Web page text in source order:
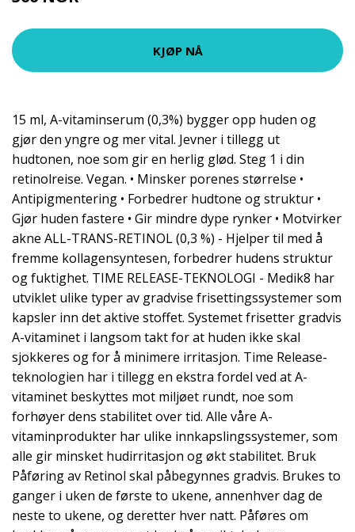
KJØP NÅ
15 ml, A-vitaminserum (0,3%) bygger opp huden og
gjør den yngre og mer vital. Jevner i tillegg ut
hudtonen, noe som gir en herlig glød. Steg 1 i din
retinolreise. Vegan. • Minsker porenes størrelse •
Antipigmentering • Forbedrer hudtone og struktur •
Gjør huden fastere • Gir mindre dype rynker • Motvirker
akne ALL-TRANS-RETINOL (0,3 %) - Hjelper til med å
fremme kollagensyntesen, forbedrer hudens struktur
og fuktighet. TIME RELEASE-TEKNOLOGI - Medik8 har
utviklet ulike typer av gradvise frisettingssystemer som
kapsler inn det aktive stoffet. Systemet frisetter gradvis
A-vitaminet i langsom takt for at huden ikke skal
sjokkeres og for å minimere irritasjon. Time Release-
teknologien har i tillegg en ekstra fordel ved at A-
vitaminet beskyttes mot miljøet rundt, noe som
forhøyer dens stabilitet over tid. Alle våre A-
vitaminprodukter har ulike innkapslingssystemer, som
alle gir minsket hudirritasjon og økt stabilitet. Bruk
Påføring av Retinol skal påbegynnes gradvis. Brukes to
ganger i uken de første to ukene, annenhver dag de
neste to ukene, og deretter hver natt. Påføres om